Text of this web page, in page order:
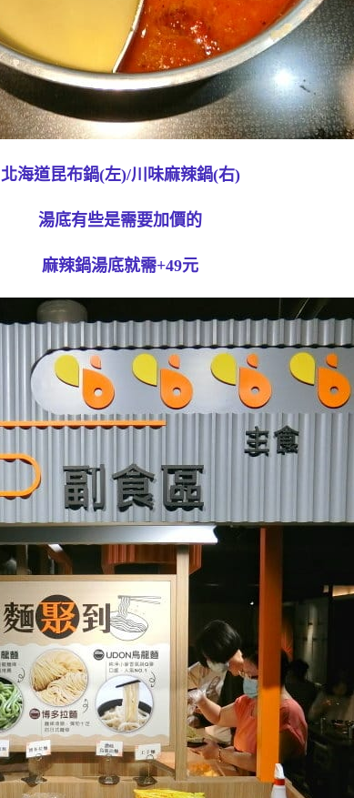
北海道昆布鍋(左)/川味麻辣鍋(右)
湯底有些是需要加價的
麻辣鍋湯底就需+49元